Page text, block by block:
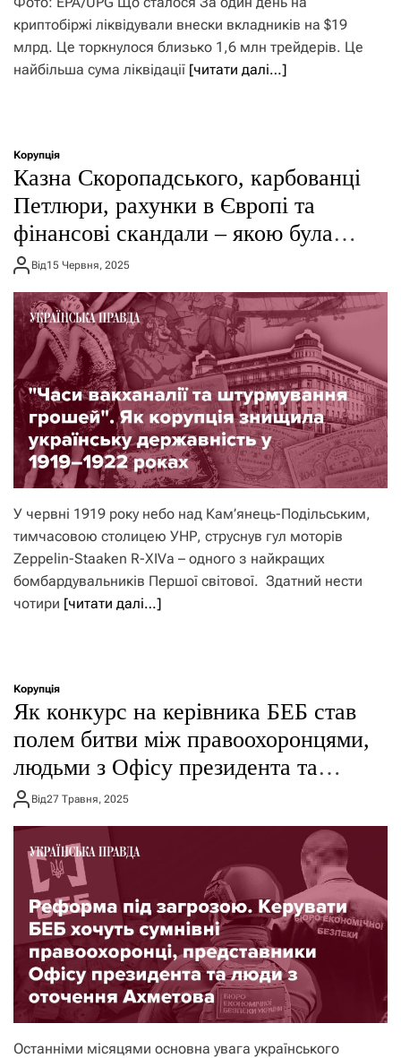
криптобіржі ліквідували внески вкладників на $19
млрд. Це торкнулося близько 1,6 млн трейдерів. Це
найбільша сума ліквідації [читати далі…]
Корупція
Казна Скоропадського, карбованці
Петлюри, рахунки в Європі та
фінансові скандали – якою була
корупція часів УНР
Від15 Червня, 2025
У червні 1919 року небо над Кам’янець-Подільським,
тимчасовою столицею УНР, струснув гул моторів
Zeppelin-Staaken R-XIVа – одного з найкращих
бомбардувальників Першої світової. Здатний нести
чотири [читати далі…]
Корупція
Як конкурс на керівника БЕБ став
полем битви між правоохоронцями,
людьми з Офісу президента та
топменеджерами олігархів
Від27 Травня, 2025
Останніми місяцями основна увага українського